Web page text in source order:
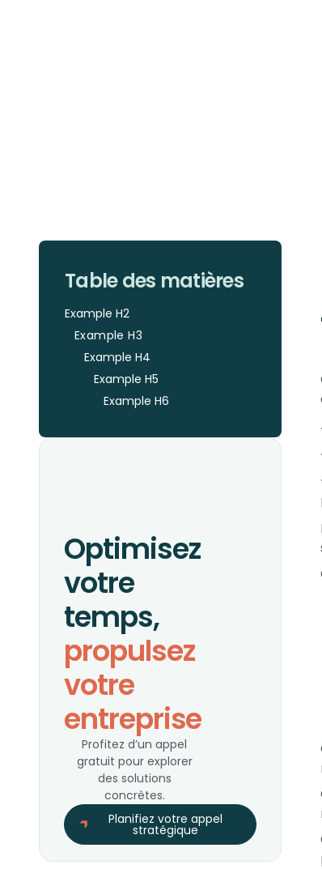
Table des matières
Example H2
Example H3
Example H4
Example H5
Example H6
Optimisez
votre
temps,
propulsez
votre
entreprise
Profitez d’un appel
gratuit pour explorer
des solutions
concrètes.
Planifiez votre appel
stratégique